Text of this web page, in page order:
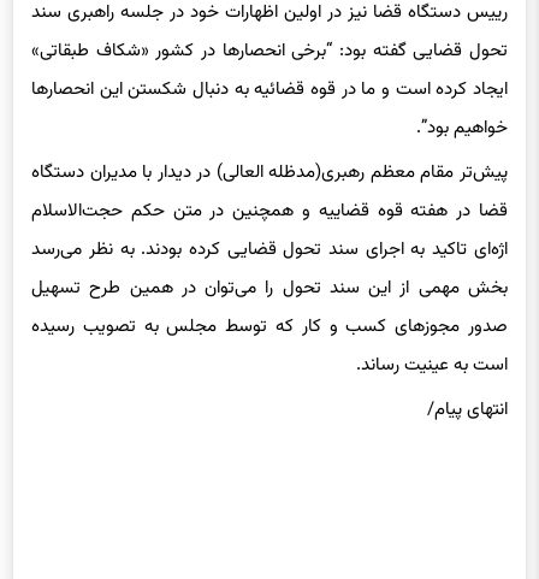
تحول قضایی گفته بود: “برخی انحصار‌ها در کشور «شکاف طبقاتی»
ایجاد کرده است و ما در قوه قضائیه به دنبال شکستن این انحصار‌ها
خواهیم بود”.
پیش‌تر مقام معظم رهبری(مدظله العالی) در دیدار با مدیران دستگاه
قضا در هفته قوه قضاییه و همچنین در متن حکم حجت‌الاسلام
اژه‌ای تاکید به اجرای سند تحول قضایی کرده بودند. به نظر می‌رسد
بخش مهمی از این سند تحول را می‌توان در همین طرح تسهیل
صدور مجوزهای کسب و کار که توسط مجلس به تصویب رسیده
است به عینیت رساند.
انتهای پیام/